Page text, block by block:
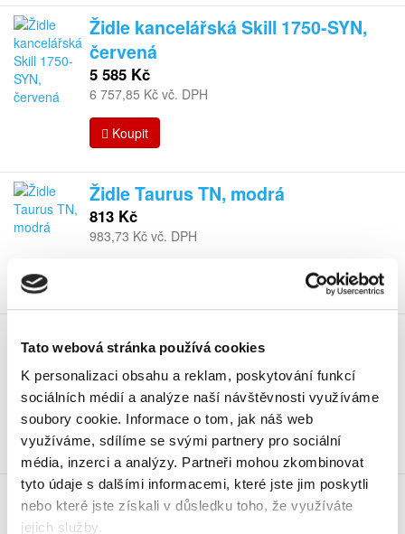
Tato webová stránka používá cookies
K personalizaci obsahu a reklam, poskytování funkcí
sociálních médií a analýze naší návštěvnosti využíváme
soubory cookie. Informace o tom, jak náš web
využíváme, sdílíme se svými partnery pro sociální
média, inzerci a analýzy. Partneři mohou zkombinovat
tyto údaje s dalšími informacemi, které jste jim poskytli
nebo které jste získali v důsledku toho, že využíváte
jejich služby.
Židle kancelářská Skill 1750-SYN,
červená
5 585 Kč
6 757,85 Kč vč. DPH
Koupit
Židle Taurus TN, modrá
813 Kč
983,73 Kč vč. DPH
Židle Taurus TN, černá
814 Kč
984,94 Kč vč. DPH
Koupit
Skladem
Židle Taurus TN, červená
814 Kč